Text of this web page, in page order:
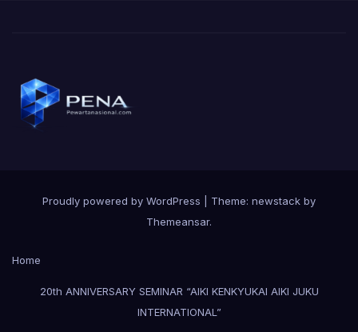
Proudly powered by WordPress
Theme: newstack by
Themeansar.
Home
20th ANNIVERSARY SEMINAR “AIKI KENKYUKAI AIKI JUKU
INTERNATIONAL”